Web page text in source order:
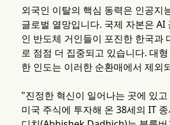
외국인 이탈의 핵심 동력은 인공지
글로벌 열망입니다. 국제 자본은 AI
인 반도체 거인들이 포진한 한국과
로 점점 더 집중되고 있습니다. 대
한 인도는 이러한 순환매에서 제외
"진정한 혁신이 일어나는 곳에 있
미국 주식에 투자해 온 38세의 IT